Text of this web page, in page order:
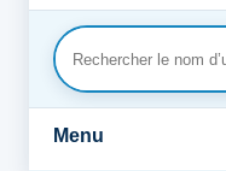
Menu